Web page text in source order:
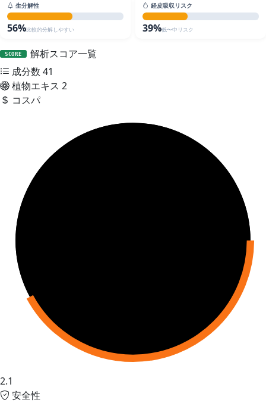
生分解性
56%比較的分解しやすい
経皮吸収リスク
39%低〜中リスク
SCORE
解析スコア一覧
成分数 41
植物エキス 2
コスパ
2.1
安全性